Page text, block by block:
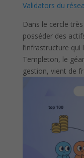
Validators du
Dans le cercle
posséder des
l’infrastructure
Templeton, le
gestion, vient de